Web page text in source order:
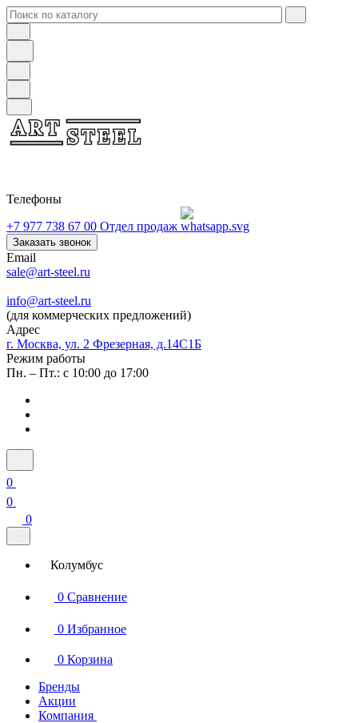
Телефоны
+7 977 738 67 00 Отдел продаж
Заказать звонок
Email
sale@art-steel.ru
info@art-steel.ru
(для коммерческих предложений)
Адрес
г. Москва, ул. 2 Фрезерная, д.14С1Б
Режим работы
Пн. – Пт.: с 10:00 до 17:00
0
0
0
Колумбус
0 Сравнение
0 Избранное
0 Корзина
Бренды
Акции
Компания